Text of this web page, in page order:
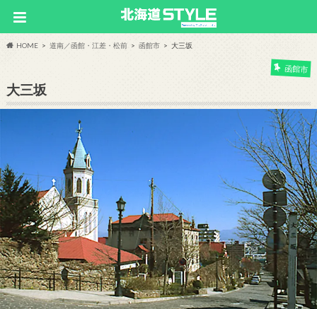
HOME 道南／函館・江差・松前 函館市 大三坂
函館市
大三坂